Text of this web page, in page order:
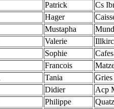
Patrick
Cs
Hager
Mustapha
Valerie
Sophie
Francois
Tania
Gries
Didier
Acp
Philippe